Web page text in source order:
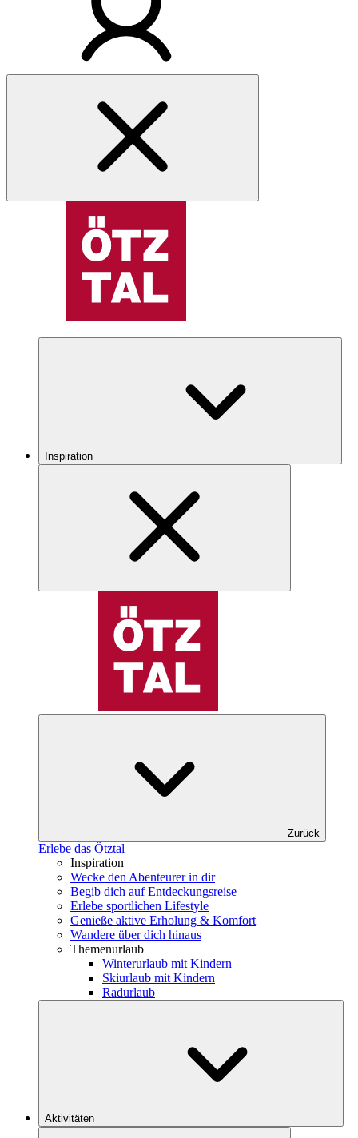
Inspiration
Zurück
Erlebe das Ötztal
Inspiration
Wecke den Abenteurer in dir
Begib dich auf Entdeckungsreise
Erlebe sportlichen Lifestyle
Genieße aktive Erholung & Komfort
Wandere über dich hinaus
Themenurlaub
Winterurlaub mit Kindern
Skiurlaub mit Kindern
Radurlaub
Aktivitäten